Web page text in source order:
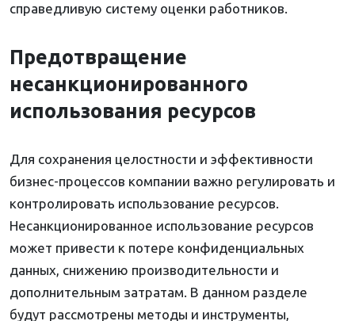
справедливую систему оценки работников.
Предотвращение
несанкционированного
использования ресурсов
Для сохранения целостности и эффективности
бизнес-процессов компании важно регулировать и
контролировать использование ресурсов.
Несанкционированное использование ресурсов
может привести к потере конфиденциальных
данных, снижению производительности и
дополнительным затратам. В данном разделе
будут рассмотрены методы и инструменты,